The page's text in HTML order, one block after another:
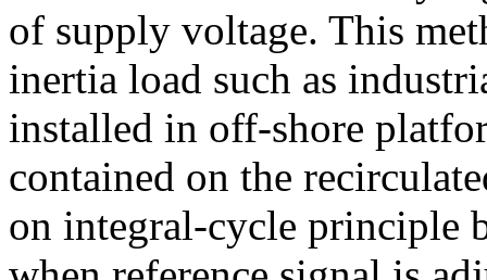
of supply voltage. This
inertia load such as
installed in off-shore
contained on the
on integral-cycle principle